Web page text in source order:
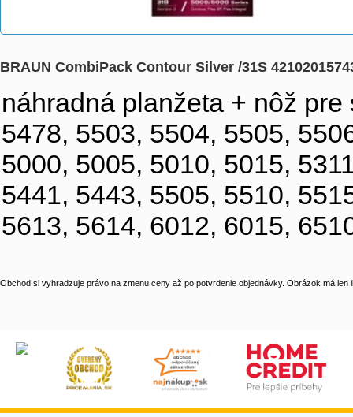
BRAUN CombiPack Contour Silver /31S
náhradná planžeta + nôž
5478, 5503, 5504, 5505,
5000, 5005, 5010, 5015,
5441, 5443, 5505, 5510,
5613, 5614, 6012, 6015,
Obchod si vyhradzuje právo na zmenu ceny až po potvrdenie objednávky. Obrázok má len